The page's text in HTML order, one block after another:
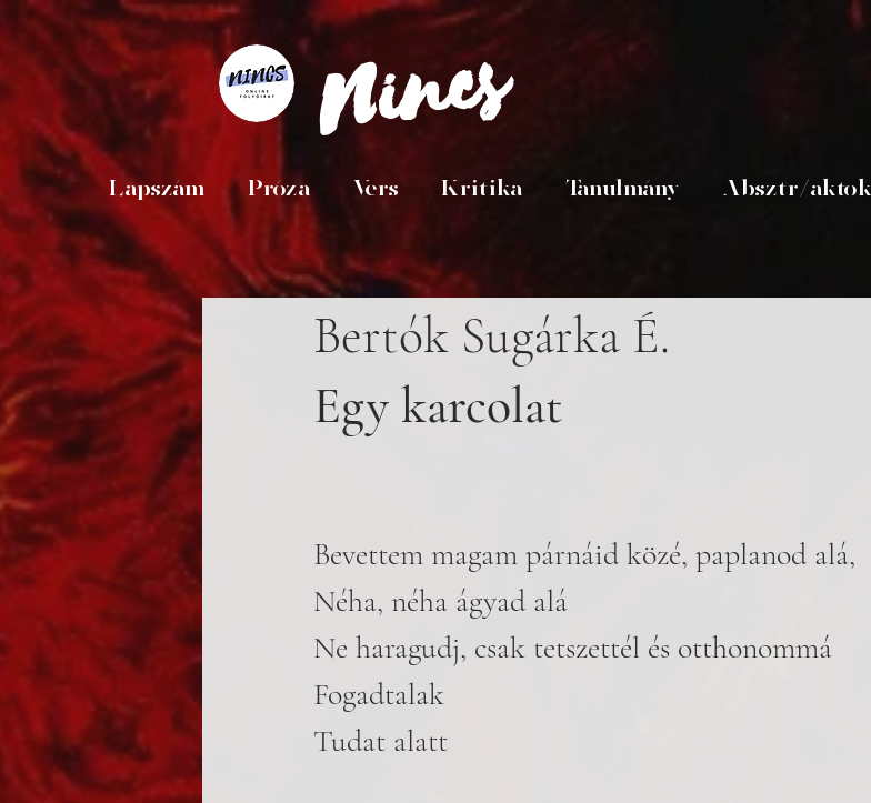
Nincs
Lapszám Próza Vers Kritika Tanulmány Absztr/aktok
Bertók Sugárka É.
Egy karcolat
Bevettem magam párnáid közé, paplanod alá,
Néha, néha ágyad alá
Ne haragudj, csak tetszettél és otthonommá
Fogadtalak
Tudat alatt